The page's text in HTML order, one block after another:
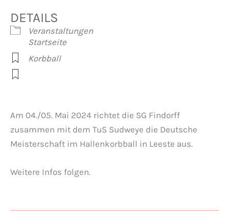
DETAILS
Veranstaltungen
Startseite
Korbball
Am 04./05. Mai 2024 richtet die SG Findorff
zusammen mit dem TuS Sudweye die Deutsche
Meisterschaft im Hallenkorbball in Leeste aus.
Weitere Infos folgen.